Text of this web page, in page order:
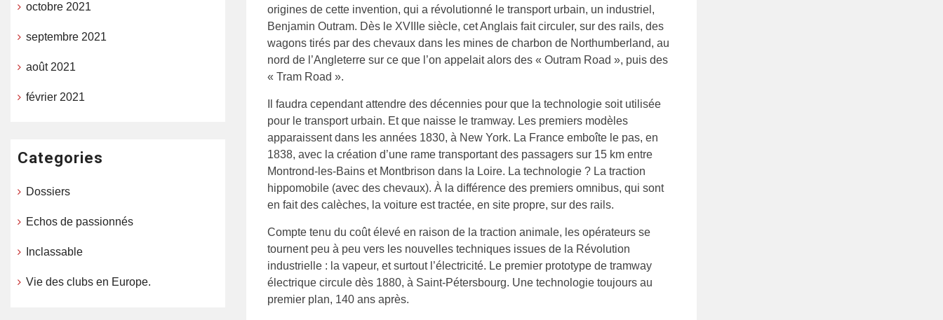
origines de cette invention, qui a révolutionné le transport urbain, un industriel,
Benjamin Outram. Dès le XVIIIe siècle, cet Anglais fait circuler, sur des rails, des
wagons tirés par des chevaux dans les mines de charbon de Northumberland, au
nord de l’Angleterre sur ce que l’on appelait alors des « Outram Road », puis des
« Tram Road ».
Il faudra cependant attendre des décennies pour que la technologie soit utilisée
pour le transport urbain. Et que naisse le tramway. Les premiers modèles
apparaissent dans les années 1830, à New York. La France emboîte le pas, en
1838, avec la création d’une rame transportant des passagers sur 15 km entre
Montrond-les-Bains et Montbrison dans la Loire. La technologie ? La traction
hippomobile (avec des chevaux). À la différence des premiers omnibus, qui sont
en fait des calèches, la voiture est tractée, en site propre, sur des rails.
Compte tenu du coût élevé en raison de la traction animale, les opérateurs se
tournent peu à peu vers les nouvelles techniques issues de la Révolution
industrielle : la vapeur, et surtout l’électricité. Le premier prototype de tramway
électrique circule dès 1880, à Saint-Pétersbourg. Une technologie toujours au
premier plan, 140 ans après.
octobre 2021
septembre 2021
août 2021
février 2021
Categories
Dossiers
Echos de passionnés
Inclassable
Vie des clubs en Europe.